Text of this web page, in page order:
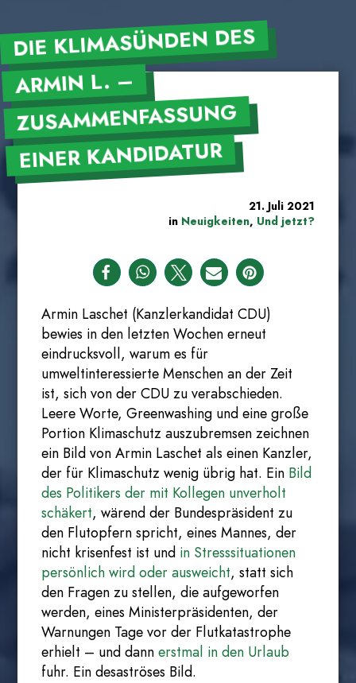
DIE KLIMASÜNDEN DES
ARMIN L. –
ZUSAMMENFASSUNG
EINER KANDIDATUR
21. Juli 2021
in Neuigkeiten, Und jetzt?
Armin Laschet (Kanzlerkandidat CDU)
bewies in den letzten Wochen erneut
eindrucksvoll, warum es für
umweltinteressierte Menschen an der Zeit
ist, sich von der CDU zu verabschieden.
Leere Worte, Greenwashing und eine große
Portion Klimaschutz auszubremsen zeichnen
ein Bild von Armin Laschet als einen Kanzler,
der für Klimaschutz wenig übrig hat. Ein Bild
des Politikers der mit Kollegen unverholt
schäkert, wärend der Bundespräsident zu
den Flutopfern spricht, eines Mannes, der
nicht krisenfest ist und in Stresssituationen
persönlich wird oder ausweicht, statt sich
den Fragen zu stellen, die aufgeworfen
werden, eines Ministerpräsidenten, der
Warnungen Tage vor der Flutkatastrophe
erhielt – und dannerstmal in den Urlaub
fuhr. Ein desaströses Bild.